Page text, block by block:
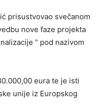
prisustvovao svečanom
nove faze projekta
” pod nazivom
eura te je isti
unije iz Europskog